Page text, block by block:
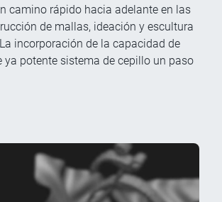
camino rápido hacia adelante en las
de mallas, ideación y escultura
incorporación de la capacidad de
ya potente sistema de cepillo un paso